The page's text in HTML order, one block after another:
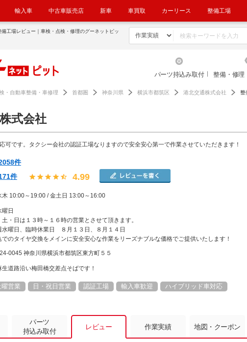
輸入車 中古車販売店 新車 車買取 カーリース 整備工場
工場レビュー｜車検・点検・修理のグーネットピッ
パーツ持込み取付 整備・修理
・自動車整備・車修理 首都圏 神奈川県 横浜市都筑区 港北交通株式会社 整
式会社
可です。タクシー会社の認証工場なりますので安全安心第一で作業させていただきます！
件
件 4.99
木 10:00～19:00 / 金土日 13:00～16:00
曜日
土・日は１３時～１６時の営業とさせて頂きます。
水曜日、臨時休業日 ８月１３日、８月１４日
でのタイヤ交換をメインに安全安心な作業をリーズナブルな価格でご提供いたします！
0045 神奈川県横浜市都筑区東方町５５
生道路沿い梅田橋交差点そばです！
曜営業 日・祝日営業 認証工場 輸入車歓迎 ハイブリッド車対応
パーツ
持込み取付
レビュー 作業実績 地図・クーポン